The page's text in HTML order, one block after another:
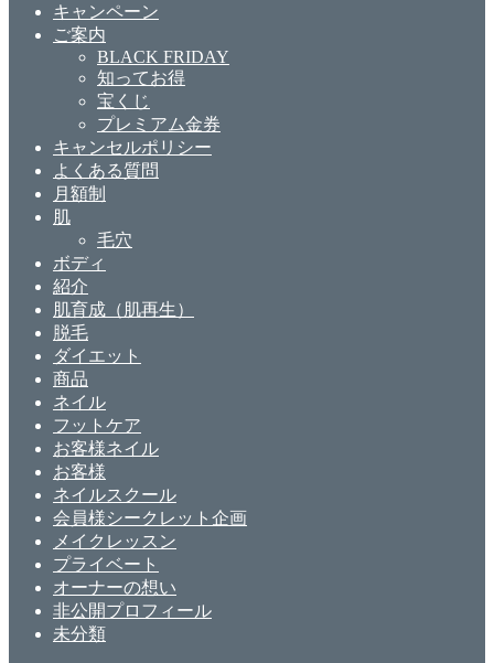
キャンペーン
ご案内
BLACK FRIDAY
知ってお得
宝くじ
プレミアム金券
キャンセルポリシー
よくある質問
月額制
肌
毛穴
ボディ
紹介
肌育成（肌再生）
脱毛
ダイエット
商品
ネイル
フットケア
お客様ネイル
お客様
ネイルスクール
会員様シークレット企画
メイクレッスン
プライベート
オーナーの想い
非公開プロフィール
未分類